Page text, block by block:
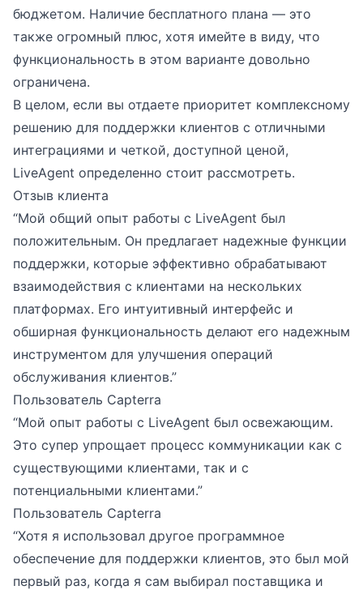
бюджетом. Наличие бесплатного плана — это
также огромный плюс, хотя имейте в виду, что
функциональность в этом варианте довольно
ограничена.
В целом, если вы отдаете приоритет комплексному
решению для поддержки клиентов с отличными
интеграциями и четкой, доступной ценой,
LiveAgent определенно стоит рассмотреть.
Отзыв клиента
“Мой общий опыт работы с LiveAgent был
положительным. Он предлагает надежные функции
поддержки, которые эффективно обрабатывают
взаимодействия с клиентами на нескольких
платформах. Его интуитивный интерфейс и
обширная функциональность делают его надежным
инструментом для улучшения операций
обслуживания клиентов.”
Пользователь Capterra
“Мой опыт работы с LiveAgent был освежающим.
Это супер упрощает процесс коммуникации как с
существующими клиентами, так и с
потенциальными клиентами.”
Пользователь Capterra
“Хотя я использовал другое программное
обеспечение для поддержки клиентов, это был мой
первый раз, когда я сам выбирал поставщика и